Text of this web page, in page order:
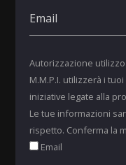
Autorizzazione
M.M.P.I. utilizzerà i
iniziative legate alla
Le tue informazioni
rispetto. Conferma la
Email